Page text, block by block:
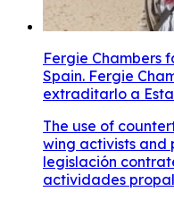
Fergie Chambers
Spain. Fergie
extraditarlo a
The use of
wing activists and
legislación
actividades